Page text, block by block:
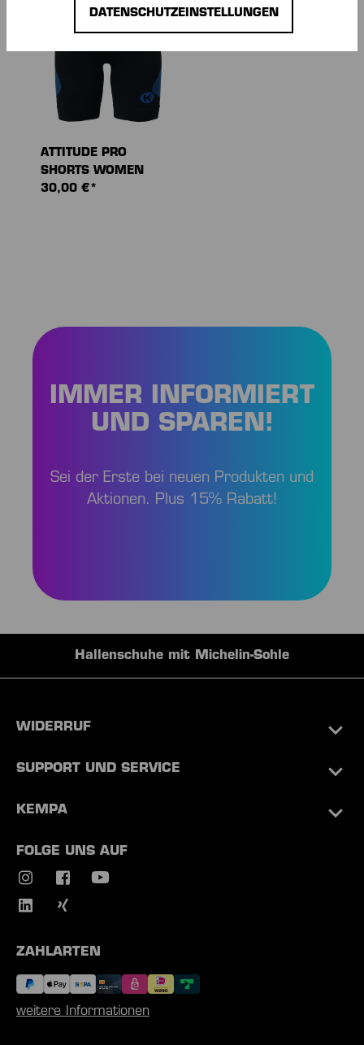
ATTITUDE PRO
SHORTS WOMEN
30,00 €*
IMMER INFORMIERT
UND SPAREN!
Sei der Erste bei neuen Produkten und
Aktionen. Plus 15% Rabatt!
Hochwertige Teamausrüstungen
WIDERRUF
SUPPORT UND SERVICE
KEMPA
FOLGE UNS AUF
ZAHLARTEN
weitere Informationen
DATENSCHUTZEINSTELLUNGEN